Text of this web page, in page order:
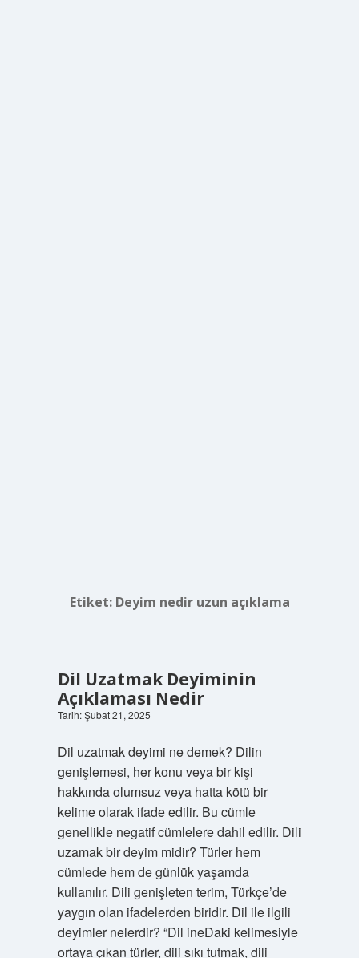
Etiket: Deyim nedir uzun açıklama
Dil Uzatmak Deyiminin
Açıklaması Nedir
Tarih: Şubat 21, 2025
Dil uzatmak deyimi ne demek? Dilin
genişlemesi, her konu veya bir kişi
hakkında olumsuz veya hatta kötü bir
kelime olarak ifade edilir. Bu cümle
genellikle negatif cümlelere dahil edilir. Dili
uzamak bir deyim midir? Türler hem
cümlede hem de günlük yaşamda
kullanılır. Dili genişleten terim, Türkçe’de
yaygın olan ifadelerden biridir. Dil ile ilgili
deyimler nelerdir? “Dil ineDaki kelimesiyle
ortaya çıkan türler, dili sıkı tutmak, dili